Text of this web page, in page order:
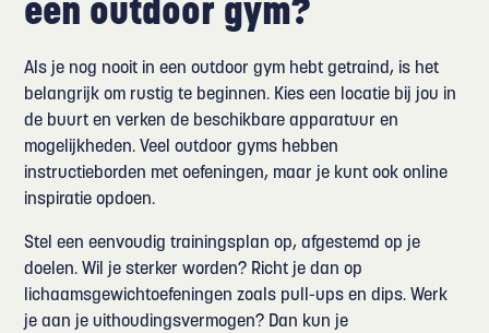
een outdoor gym?
Als je nog nooit in een outdoor gym hebt getraind, is het
belangrijk om rustig te beginnen. Kies een locatie bij jou in
de buurt en verken de beschikbare apparatuur en
mogelijkheden. Veel outdoor gyms hebben
instructieborden met oefeningen, maar je kunt ook online
inspiratie opdoen.
Stel een eenvoudig trainingsplan op, afgestemd op je
doelen. Wil je sterker worden? Richt je dan op
lichaamsgewichtoefeningen zoals pull-ups en dips. Werk
je aan je uithoudingsvermogen? Dan kun je